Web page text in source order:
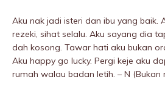
Aku nak jadi isteri dan ibu yang baik.
rezeki, sihat selalu. Aku sayang dia
dah kosong. Tawar hati aku bukan
Aku happy go lucky. Pergi keje aku
rumah walau badan letih. – N (Bukan